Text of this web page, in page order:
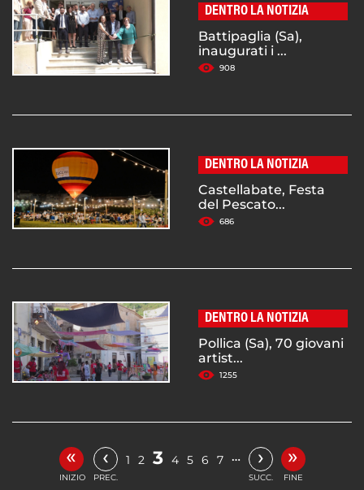
DENTRO LA NOTIZIA
Battipaglia (Sa),
inaugurati i ...
908
DENTRO LA NOTIZIA
Castellabate, Festa
del Pescato...
686
DENTRO LA NOTIZIA
Pollica (Sa), 70 giovani
artist...
1255
«
INIZIO
‹
PREC.
1 2 3 4 5 6 7 … ›
SUCC.
»
FINE